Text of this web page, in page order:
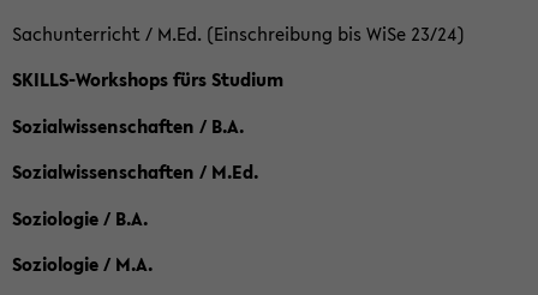
Sachunterricht / M.Ed. (Einschreibung bis WiSe 23/24)
SKILLS-Workshops fürs Studium
Sozialwissenschaften / B.A.
Sozialwissenschaften / M.Ed.
Soziologie / B.A.
Soziologie / M.A.